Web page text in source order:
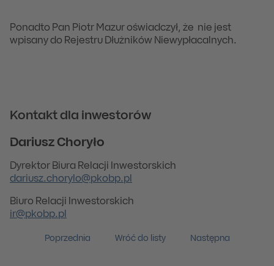
Ponadto Pan Piotr Mazur oświadczył, że nie jest
wpisany do Rejestru Dłużników Niewypłacalnych.
Kontakt dla inwestorów
Dariusz Choryło
Dyrektor Biura Relacji Inwestorskich
dariusz.chorylo@pkobp.pl
Biuro Relacji Inwestorskich
ir@pkobp.pl
Poprzednia Wróć do listy Następna